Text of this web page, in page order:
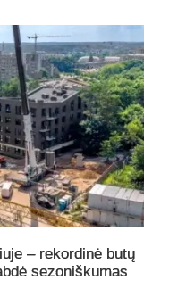
– rekordinė butų
sezoniškumas